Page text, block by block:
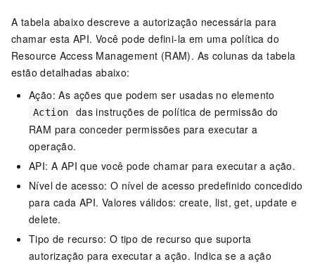
A tabela abaixo descreve a autorização necessária para
chamar esta API. Você pode defini-la em uma política do
Resource Access Management (RAM). As colunas da tabela
estão detalhadas abaixo:
Ação: As ações que podem ser usadas no elemento
Action
das instruções de política de permissão do
RAM para conceder permissões para executar a
operação.
API: A API que você pode chamar para executar a ação.
Nível de acesso: O nível de acesso predefinido concedido
para cada API. Valores válidos: create, list, get, update e
delete.
Tipo de recurso: O tipo de recurso que suporta
autorização para executar a ação. Indica se a ação